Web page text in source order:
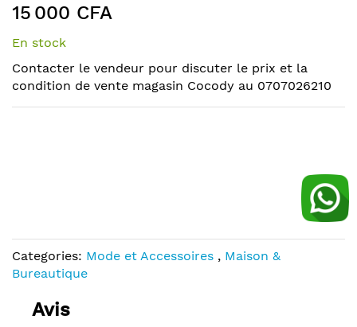
the
images
gallery
to
beginning
of
the
15 000 CFA
En stock
Contacter le vendeur pour discuter le prix et la
condition de vente magasin Cocody au 0707026210
Categories: Mode et Accessoires , Maison &
Bureautique
Avis